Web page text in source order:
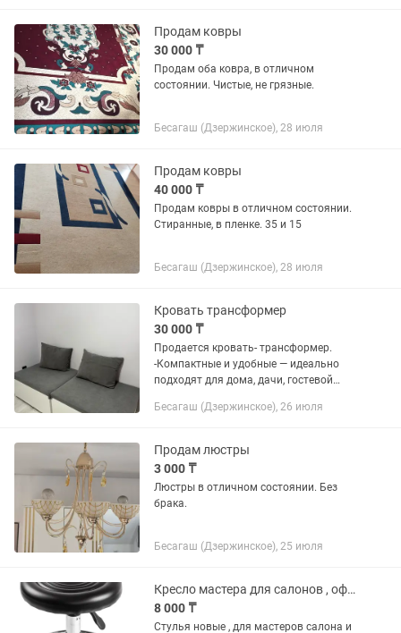
Продам ковры
30 000 ₸
Продам оба ковра, в отличном
состоянии. Чистые, не грязные.
Бесагаш (Дзержинское), 28 июля
Продам ковры
40 000 ₸
Продам ковры в отличном состоянии.
Стиранные, в пленке. 35 и 15
Бесагаш (Дзержинское), 28 июля
Кровать трансформер
30 000 ₸
Продается кровать- трансформер.
-Компактные и удобные — идеально
подходят для дома, дачи, гостевой
кровать со спальным местом ширина
Бесагаш (Дзержинское), 26 июля
Продам люстры
3 000 ₸
Люстры в отличном состоянии. Без
брака.
Бесагаш (Дзержинское), 25 июля
Кресло мастера для салонов , офиса
8 000 ₸
Стулья новые , для мастеров салона и